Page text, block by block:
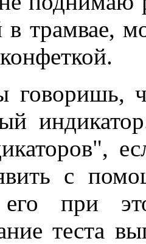
трамвае,
говоришь,
с
его при
теста